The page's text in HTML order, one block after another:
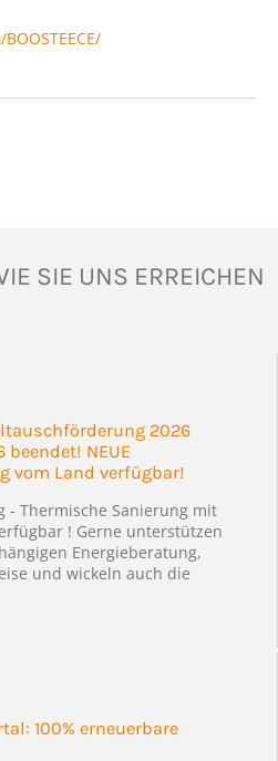
SIE UNS ERREICHEN
2026
beendet! NEUE
vom Land verfügbar!
- Thermische Sanierung mit
! Gerne unterstützen
Energieberatung,
und wickeln auch die
100% erneuerbare